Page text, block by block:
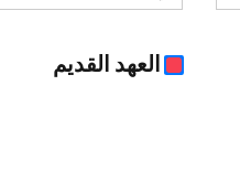
العهد القديم